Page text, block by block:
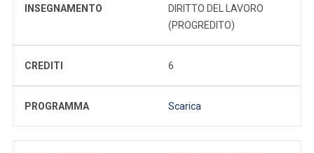
INSEGNAMENTO
DIRITTO DEL LAVORO
(PROGREDITO)
CREDITI 6
PROGRAMMA Scarica